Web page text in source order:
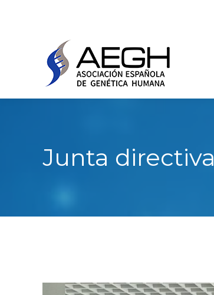
Junta directiva